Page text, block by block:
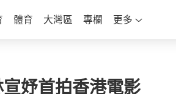
體育 大灣區 專欄 更多
妤首拍香港電影